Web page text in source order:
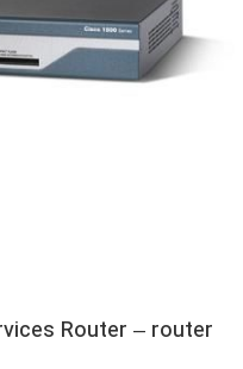
Router – router